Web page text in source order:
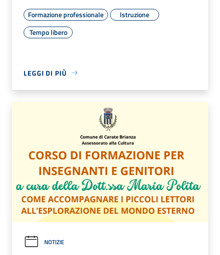
Formazione professionale
Istruzione
Tempo libero
LEGGI DI PIÙ
NOTIZIE